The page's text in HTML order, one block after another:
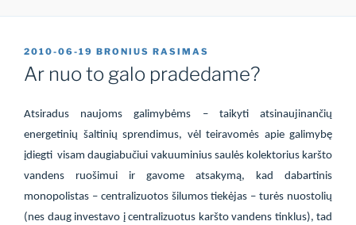
PASKELBTA
2010-06-19 BRONIUS RASIMAS
Ar nuo to galo pradedame?
Atsiradus naujoms galimybėms – taikyti atsinaujinančių
energetinių šaltinių sprendimus, vėl teiravomės apie galimybę
įdiegti visam daugiabučiui vakuuminius saulės kolektorius karšto
vandens ruošimui ir gavome atsakymą, kad dabartinis
monopolistas – centralizuotos šilumos tiekėjas – turės nuostolių
(nes daug investavo į centralizuotus karšto vandens tinklus), tad